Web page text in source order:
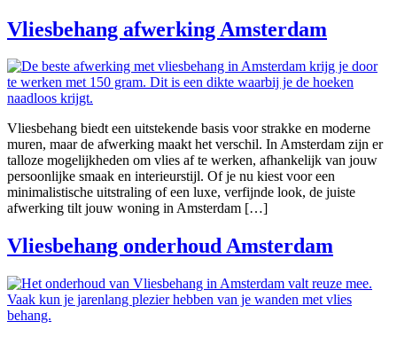
Vliesbehang afwerking Amsterdam
Vliesbehang biedt een uitstekende basis voor strakke en moderne
muren, maar de afwerking maakt het verschil. In Amsterdam zijn er
talloze mogelijkheden om vlies af te werken, afhankelijk van jouw
persoonlijke smaak en interieurstijl. Of je nu kiest voor een
minimalistische uitstraling of een luxe, verfijnde look, de juiste
afwerking tilt jouw woning in Amsterdam […]
Vliesbehang onderhoud Amsterdam